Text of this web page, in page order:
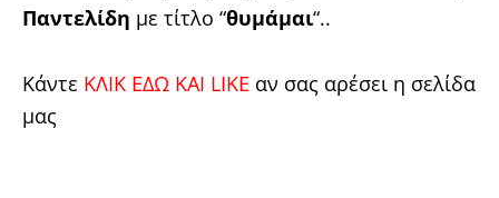
Παντελίδη με τίτλο “θυμάμαι“..
Κάντε ΚΛΙΚ ΕΔΩ KAI LIKE αν σας αρέσει η σελίδα
μας